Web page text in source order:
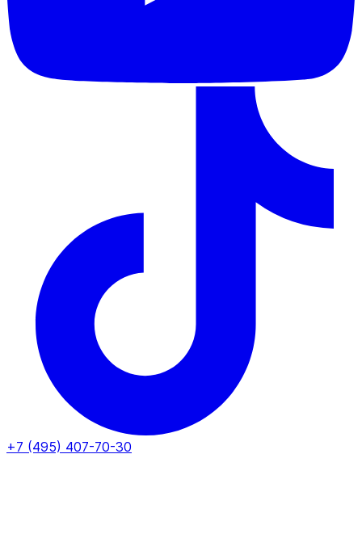
+7 (495) 407-70-30